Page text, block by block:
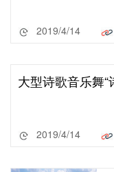
2019/4/14
大型诗歌音乐舞
2019/4/14